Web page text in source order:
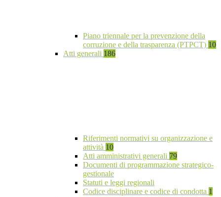
Piano triennale per la prevenzione della
corruzione e della trasparenza (PTPCT) 10
Atti generali 186
Riferimenti normativi su organizzazione e
attività 10
Atti amministrativi generali 79
Documenti di programmazione strategico-
gestionale
Statuti e leggi regionali
Codice disciplinare e codice di condotta 1